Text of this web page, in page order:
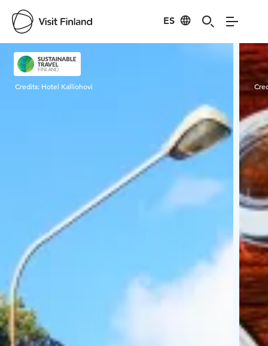
ES
Visit Finland
Credits: Hotel Kalliohovi